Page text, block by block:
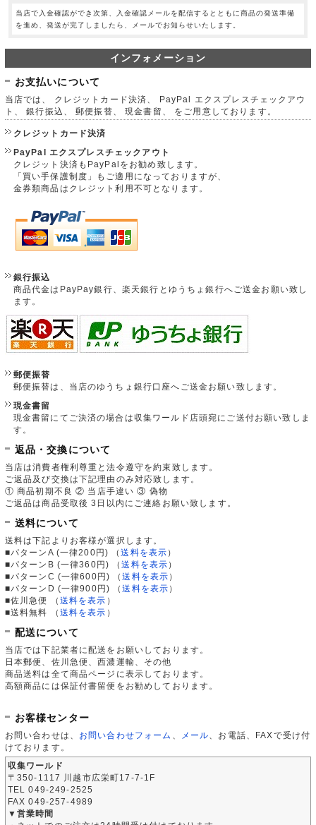
当店で入金確認ができ次第、入金確認メールを配信するとともに商品の発送準備
を進め、発送が完了しましたら、メールでお知らせいたします。
インフォメーション
お支払いについて
当店では、 クレジットカード決済、 PayPal エクスプレスチェックアウ
ト、 銀行振込、 郵便振替、 現金書留、 をご用意しております。
クレジットカード決済
PayPal エクスプレスチェックアウト
クレジット決済もPayPalをお勧め致します。
「買い手保護制度」もご適用になっておりますが、
金券類商品はクレジット利用不可となります。
銀行振込
商品代金はPayPay銀行、楽天銀行とゆうちょ銀行へご送金お願い致し
ます。
郵便振替
郵便振替は、当店のゆうちょ銀行口座へご送金お願い致します。
現金書留
現金書留にてご決済の場合は収集ワールド店頭宛にご送付お願い致しま
す。
返品・交換について
当店は消費者権利尊重と法令遵守を約束致します。
ご返品及び交換は下記理由のみ対応致します。
① 商品初期不良 ② 当店手違い ③ 偽物
ご返品は商品受取後 3日以内にご連絡お願い致します。
送料について
送料は下記よりお客様が選択します。
■パターンA (一律200円)
（送料を表示 ）
■パターンB (一律360円)
（送料を表示 ）
■パターンC (一律600円)
（送料を表示 ）
■パターンD (一律900円)
（送料を表示 ）
■佐川急便
（ 送料を表示 ）
■送料無料
（ 送料を表示 ）
配送について
当店では下記業者に配送をお願いしております。
日本郵便、佐川急便、西濃運輸、その他
商品送料は全て商品ページに表示しております。
高額商品には保証付書留便をお勧めしております。
お客様センター
お問い合わせは、 お問い合わせフォーム メール 、お電話、FAXで受け付
けております。
収集ワールド
〒350-1117 川越市広栄町17-7-1F
TEL 049-249-2525
FAX 049-257-4989
▼営業時間